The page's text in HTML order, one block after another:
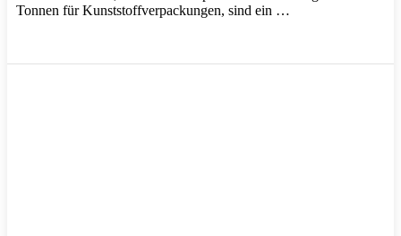
Tonnen für Kunststoffverpackungen, sind ein …